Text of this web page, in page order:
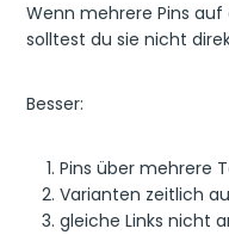
Wenn mehrere Pins
solltest du sie nicht
Besser:
Pins über mehrere
Varianten zeitlich
gleiche Links nicht